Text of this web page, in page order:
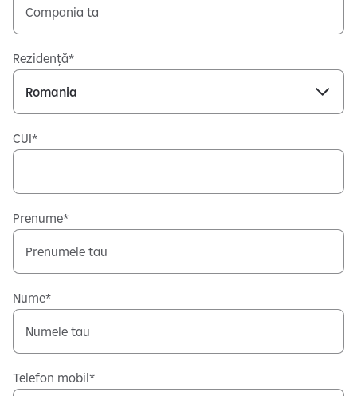
Rezidență
CUI
Prenume
Nume
Telefon mobil